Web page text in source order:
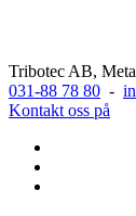
Tribotec AB,
031-88 78 80 -
Kontakt oss på